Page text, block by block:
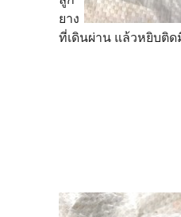
ยาง
ที่เดินผ่าน แล้วหยิบติด